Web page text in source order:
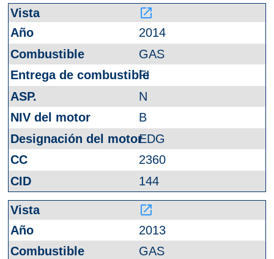
launch
2014
GAS
FI
N
B
EDG
2360
144
launch
2013
GAS